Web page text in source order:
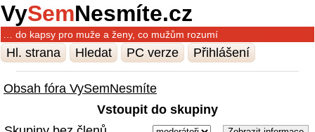
VySemNesmíte.cz
… do kapsy pro muže a ženy, co mužům rozumí
Hl. strana Hledat PC verze Přihlášení
Obsah fóra VySemNesmíte
Vstoupit do skupiny